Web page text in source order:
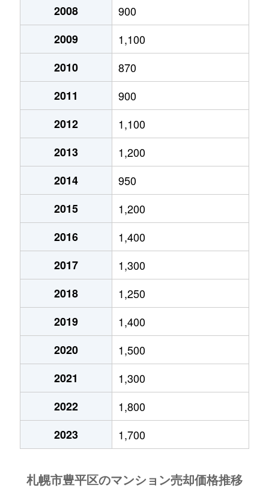
月寒中央通
3,000万円
月寒中央通
3,300万円
月寒西１条
2,900万円
月寒西１条
1,600万円
月寒西１条
1,400万円
月寒西１条
1,100万円
月寒西２条
2,000万円
月寒西３条
1,800万円
月寒西３条
1,500万円
月寒西３条
1,700万円
月寒西３条
1,800万円
月寒西４条
1,700万円
月寒西４条
880万円
月寒西４条
700万円
月寒西５条
810万円
月寒西５条
1,600万円
月寒東１条
2,300万円 月寒中央
徒歩
2008
900
2009
1,100
2010
870
2011
900
2012
1,100
2013
1,200
2014
950
2015
1,200
2016
1,400
2017
1,300
2018
1,250
2019
1,400
2020
1,500
2021
1,300
2022
1,800
2023
1,700